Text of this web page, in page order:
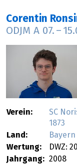
Corentin
ODJM A 07. –
Verein:
SC
1873
Land:
Bayern
Wertung:
DWZ:
Jahrgang: 2008